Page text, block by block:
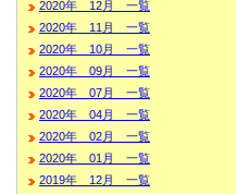
2020年 12月 一覧
2020年 11月 一覧
2020年 10月 一覧
2020年 09月 一覧
2020年 07月 一覧
2020年 04月 一覧
2020年 02月 一覧
2020年 01月 一覧
2019年 12月 一覧